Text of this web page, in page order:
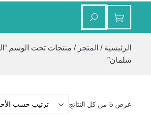
الرئيسية / المتجر / منتجات تحت الوسم
سلمان”
عرض ⁦5⁩ من كل النتائج
تم